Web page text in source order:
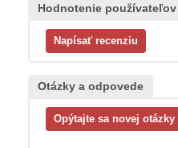
Hodnotenie používateľov
Otázky a odpovede